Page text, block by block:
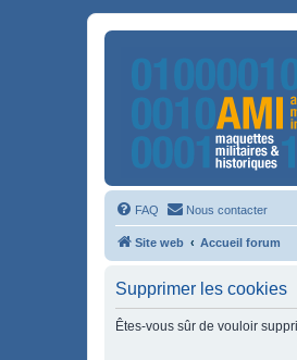
FAQ Nous contacter
Site web Accueil forum
Supprimer les cookies
Êtes-vous sûr de vouloir